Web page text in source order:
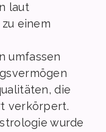
laut
einem
umfassen
die
verkörpert.
wurde